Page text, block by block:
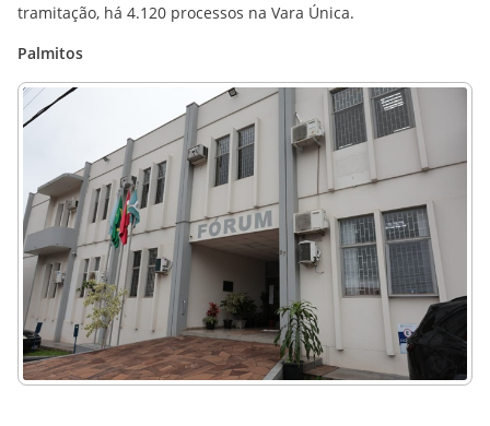
tramitação, há 4.120 processos na Vara Única.
Palmitos